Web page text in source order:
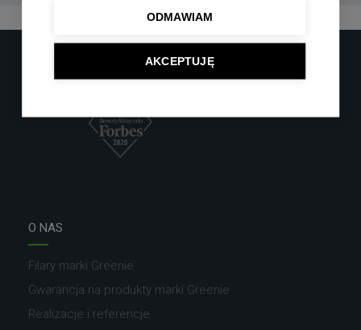
ODMAWIAM
AKCEPTUJĘ
O NAS
Filary marki Greenie
Gwarancja na produkty marki Greenie
Realizacje i referencje